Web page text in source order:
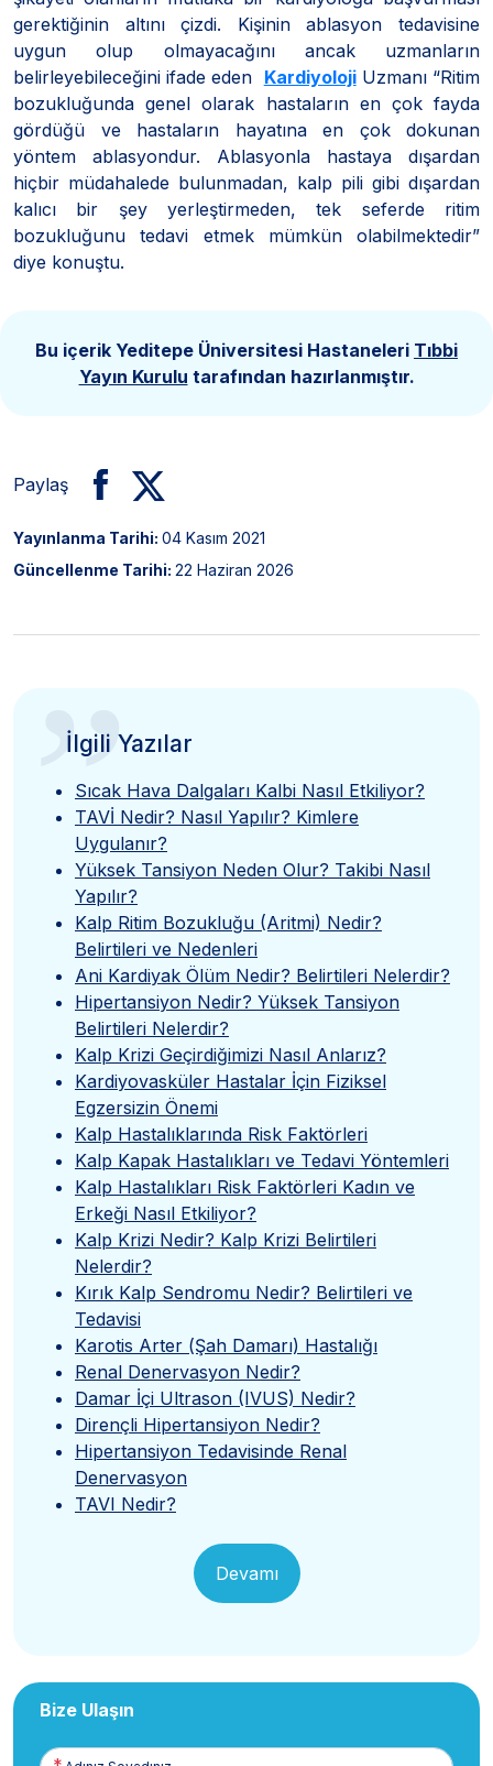
gerektiğinin altını çizdi. Kişinin ablasyon tedavisine
uygun olup olmayacağını ancak uzmanların
belirleyebileceğini ifade eden KardiyolojiUzmanı “Ritim
bozukluğunda genel olarak hastaların en çok fayda
gördüğü ve hastaların hayatına en çok dokunan
yöntem ablasyondur. Ablasyonla hastaya dışardan
hiçbir müdahalede bulunmadan, kalp pili gibi dışardan
kalıcı bir şey yerleştirmeden, tek seferde ritim
bozukluğunu tedavi etmek mümkün olabilmektedir”
diye konuştu.
Bu içerik Yeditepe Üniversitesi Hastaneleri Tıbbi
Yayın Kurulu tarafından hazırlanmıştır.
Paylaş
Yayınlanma Tarihi: 04 Kasım 2021
Güncellenme Tarihi: 22 Haziran 2026
”
İlgili Yazılar
Sıcak Hava Dalgaları Kalbi Nasıl Etkiliyor?
TAVİ Nedir? Nasıl Yapılır? Kimlere
Uygulanır?
Yüksek Tansiyon Neden Olur? Takibi Nasıl
Yapılır?
Kalp Ritim Bozukluğu (Aritmi) Nedir?
Belirtileri ve Nedenleri
Ani Kardiyak Ölüm Nedir? Belirtileri Nelerdir?
Hipertansiyon Nedir? Yüksek Tansiyon
Belirtileri Nelerdir?
Kalp Krizi Geçirdiğimizi Nasıl Anlarız?
Kardiyovasküler Hastalar İçin Fiziksel
Egzersizin Önemi
Kalp Hastalıklarında Risk Faktörleri
Kalp Kapak Hastalıkları ve Tedavi Yöntemleri
Kalp Hastalıkları Risk Faktörleri Kadın ve
Erkeği Nasıl Etkiliyor?
Kalp Krizi Nedir? Kalp Krizi Belirtileri
Nelerdir?
Kırık Kalp Sendromu Nedir? Belirtileri ve
Tedavisi
Karotis Arter (Şah Damarı) Hastalığı
Renal Denervasyon Nedir?
Damar İçi Ultrason (IVUS) Nedir?
Dirençli Hipertansiyon Nedir?
Hipertansiyon Tedavisinde Renal
Denervasyon
TAVI Nedir?
Devamı
Bize Ulaşın
Adınız